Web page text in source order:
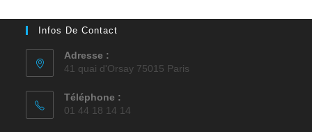
Infos De Contact
Adresse :
41 quai d'Orsay 75015 Paris
Téléphone :
01 44 18 14 14